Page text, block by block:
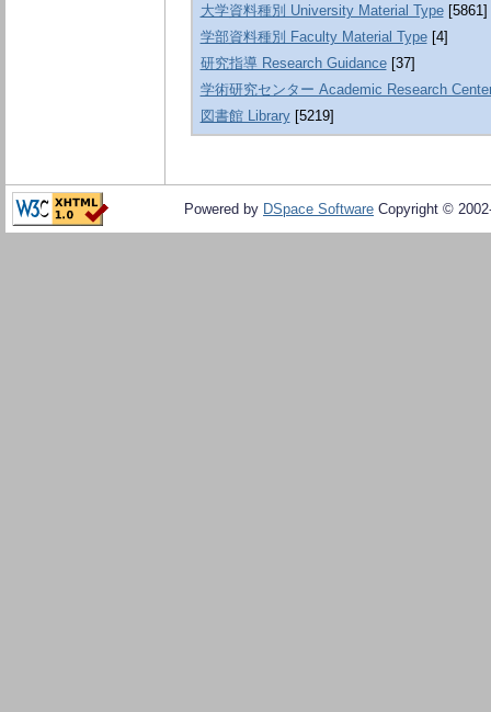
大学資料種別 University Material Type[5861]
学部資料種別 Faculty Material Type[4]
研究指導 Research Guidance[37]
学術研究センター Academic Research
図書館 Library[5219]
Powered by DSpace Software Copyright ©